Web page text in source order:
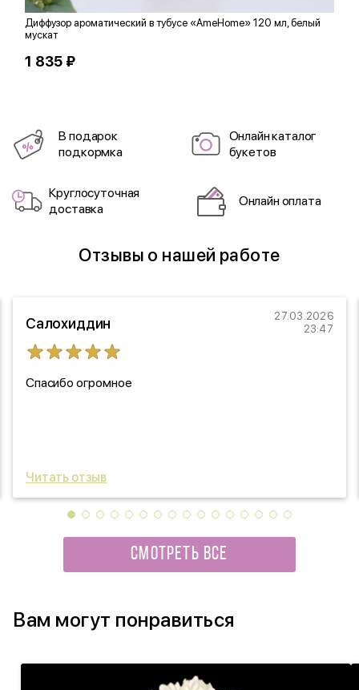
Диффузор ароматический в тубусе «AmeHome» 120 мл, белый
мускат
1 835 ₽
В подарок
подкормка
Онлайн каталог
букетов
Круглосуточная
доставка
Онлайн оплата
Отзывы о нашей работе
Салохиддин
27.03.2026
23:47
Спасибо огромное
Читать отзыв
СМОТРЕТЬ ВСЕ
Вам могут понравиться